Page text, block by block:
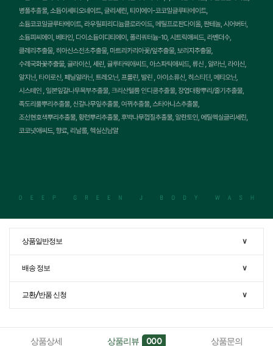
상품일반정보 ∨
배송 정보 ∨
교환/반품 신청 ∨
상품상세 상품리뷰 000 상품문의